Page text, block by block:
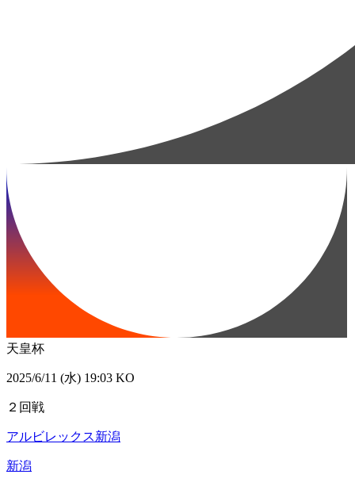
天皇杯
2025/6/11 (水) 19:03 KO
２回戦
アルビレックス新潟
新潟